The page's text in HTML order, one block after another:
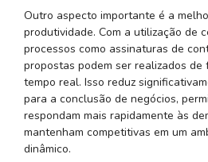
Outro aspecto importante é a
produtividade. Com a utilização de
processos como assinaturas de
propostas podem ser realizados de
tempo real. Isso reduz
para a conclusão de negócios,
respondam mais rapidamente às
mantenham competitivas em um
dinâmico.